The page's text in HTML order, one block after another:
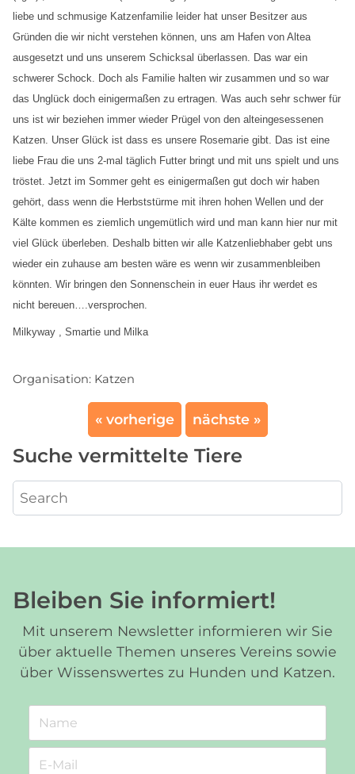
liebe und schmusige Katzenfamilie leider hat unser Besitzer aus
Gründen die wir nicht verstehen können, uns am Hafen von Altea
ausgesetzt und uns unserem Schicksal überlassen. Das war ein
schwerer Schock. Doch als Familie halten wir zusammen und so war
das Unglück doch einigermaßen zu ertragen. Was auch sehr schwer für
uns ist wir beziehen immer wieder Prügel von den alteingesessenen
Katzen. Unser Glück ist dass es unsere Rosemarie gibt. Das ist eine
liebe Frau die uns 2-mal täglich Futter bringt und mit uns spielt und uns
tröstet. Jetzt im Sommer geht es einigermaßen gut doch wir haben
gehört, dass wenn die Herbststürme mit ihren hohen Wellen und der
Kälte kommen es ziemlich ungemütlich wird und man kann hier nur mit
viel Glück überleben. Deshalb bitten wir alle Katzenliebhaber gebt uns
wieder ein zuhause am besten wäre es wenn wir zusammenbleiben
könnten. Wir bringen den Sonnenschein in euer Haus ihr werdet es
nicht bereuen….versprochen.
Milkyway , Smartie und Milka
Organisation: Katzen
« vorherige nächste »
Suche vermittelte Tiere
Bleiben Sie informiert!
Mit unserem Newsletter informieren wir Sie
über aktuelle Themen unseres Vereins sowie
über Wissenswertes zu Hunden und Katzen.